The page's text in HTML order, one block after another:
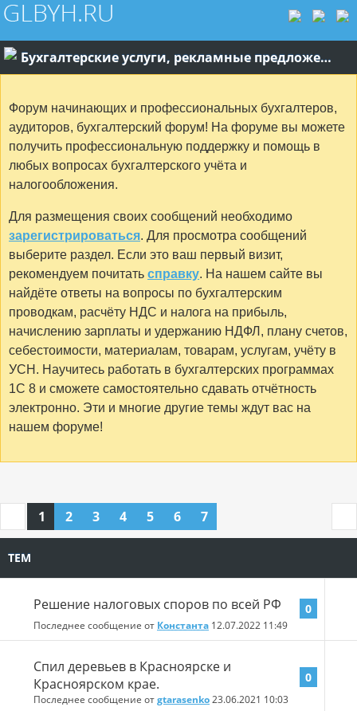
Бухгалтерские услуги, рекламные предложения
Форум начинающих и профессиональных бухгалтеров,
аудиторов, бухгалтерский форум! На форуме вы можете
получить профессиональную поддержку и помощь в
любых вопросах бухгалтерского учёта и
налогообложения.
Для размещения своих сообщений необходимо
зарегистрироваться. Для просмотра сообщений
выберите раздел. Если это ваш первый визит,
рекомендуем почитать справку. На нашем сайте вы
найдёте ответы на вопросы по бухгалтерским
проводкам, расчёту НДС и налога на прибыль,
начислению зарплаты и удержанию НДФЛ, плану счетов,
себестоимости, материалам, товарам, услугам, учёту в
УСН. Научитесь работать в бухгалтерских программах
1С 8 и сможете самостоятельно сдавать отчётность
электронно. Эти и многие другие темы ждут вас на
нашем форуме!
1 2 3 4 5 6 7
ТЕМ
Решение налоговых споров по всей РФ
Последнее сообщение от Константа 12.07.2022 11:49
0
Спил деревьев в Красноярске и
Красноярском крае.
Последнее сообщение отgtarasenko23.06.2021 10:03
0